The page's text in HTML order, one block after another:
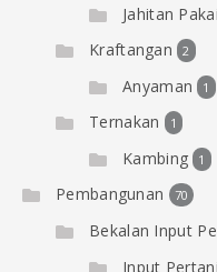
Jahitan
Kraftangan 2
Anyaman 1
Ternakan 1
Kambing 1
Pembangunan 70
Bekalan Input
Input